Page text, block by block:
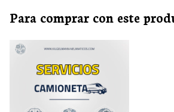
Para comprar con este